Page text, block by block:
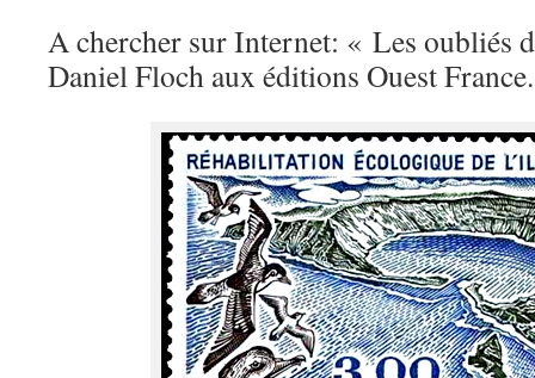
A chercher sur Internet: « Les oubliés
Daniel Floch aux éditions Ouest France.